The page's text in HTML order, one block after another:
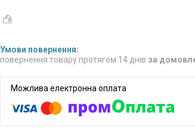
повернення товару протягом 14 днів за